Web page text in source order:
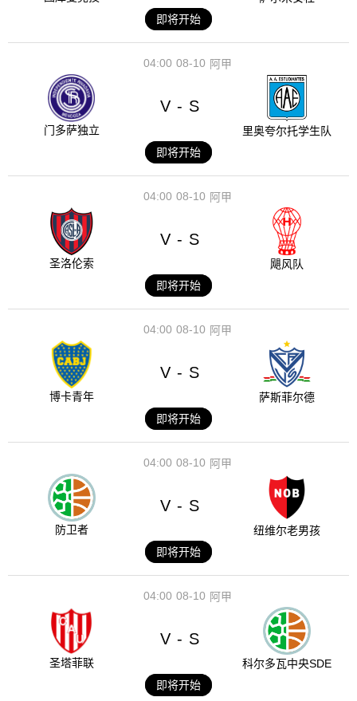
即将开始
08-10
04:00 阿甲
门多萨独立
V - S
里奥夸尔托学生队
即将开始
08-10
04:00 阿甲
圣洛伦索
V - S
飓风队
即将开始
08-10
04:00 阿甲
博卡青年
V - S
萨斯菲尔德
即将开始
08-10
04:00 阿甲
防卫者
V - S
纽维尔老男孩
即将开始
08-10
04:00 阿甲
圣塔菲联
V - S
科尔多瓦中央SDE
即将开始